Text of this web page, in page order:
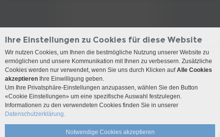
Kontakt
Anreise
Social Media
Ihre Einstellungen zu Cookies für diese Website
Wir nutzen Cookies, um Ihnen die bestmögliche Nutzung unserer Website zu
ermöglichen und unsere Kommunikation mit Ihnen zu verbessern. Zusätzliche
Cookies werden nur verwendet, wenn Sie uns durch Klicken aufAlle Cookies
akzeptieren Ihre Einwilligung geben.
Um Ihre Privatsphäre-Einstellungen anzupassen, wählen Sie den Button
«Cookie Einstellungen» um eine spezifische Auswahl festzulegen.
Informationen zu den verwendeten Cookies finden Sie in unserer
Datenschutzerklärung.
Notwendige Cookies akzeptieren